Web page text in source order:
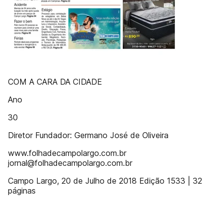
COM A CARA DA CIDADE
Ano
30
Diretor Fundador: Germano José de Oliveira
www.folhadecampolargo.com.br
jornal@folhadecampolargo.com.br
Campo Largo, 20 de Julho de 2018 Edição 1533 | 32
páginas